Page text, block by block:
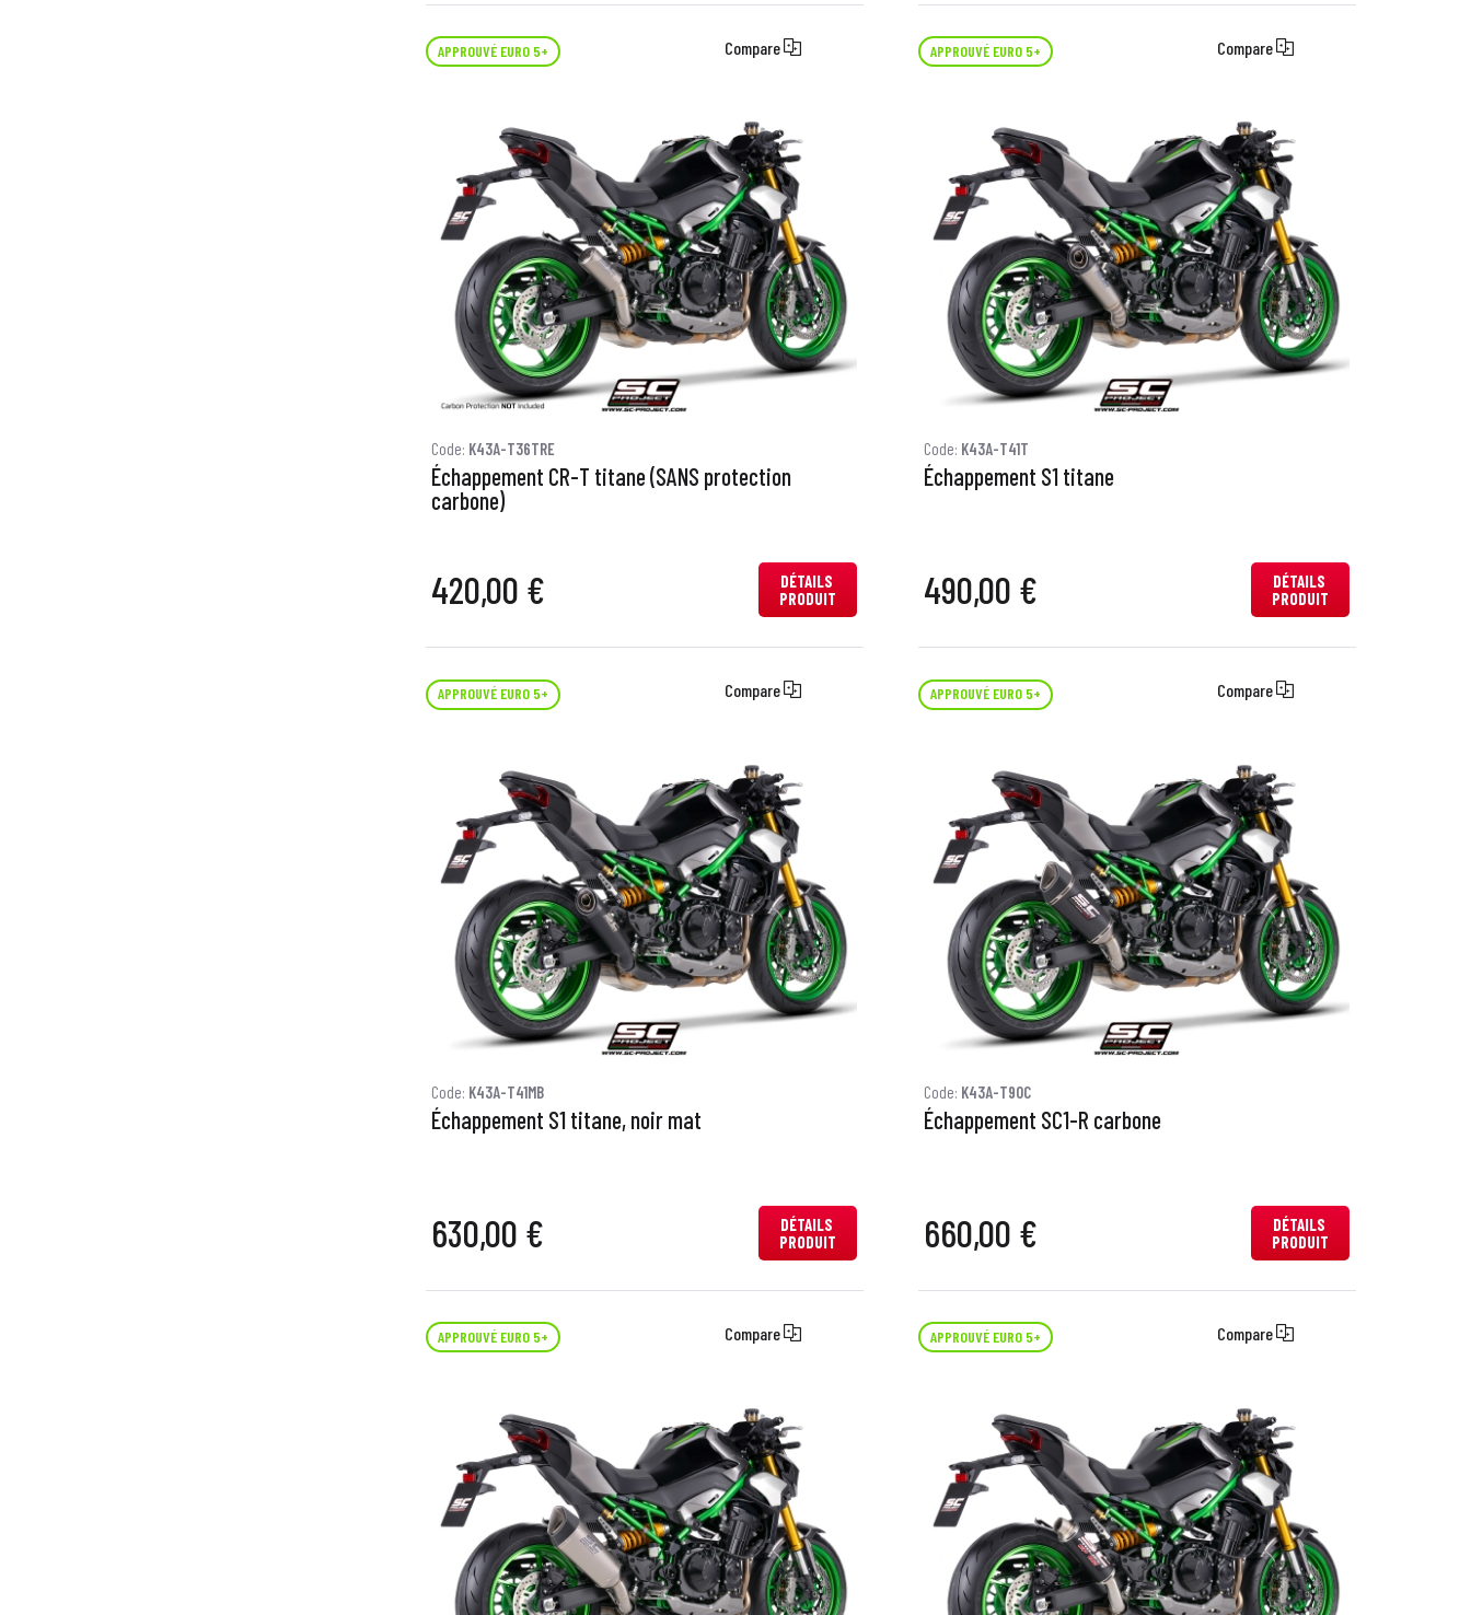
APPROUVÉ EURO 5+ Compare
Code: K43A-T36TRE
Échappement CR-T titane (SANS protection
carbone)
420,00 €
DÉTAILS
PRODUIT
APPROUVÉ EURO 5+ Compare
Code: K43A-T41T
Échappement S1 titane
490,00 €
DÉTAILS
PRODUIT
APPROUVÉ EURO 5+ Compare
Code: K43A-T41MB
Échappement S1 titane, noir mat
630,00 €
DÉTAILS
PRODUIT
APPROUVÉ EURO 5+ Compare
Code: K43A-T90C
Échappement SC1-R carbone
660,00 €
DÉTAILS
PRODUIT
APPROUVÉ EURO 5+ Compare APPROUVÉ EURO 5+ Compare